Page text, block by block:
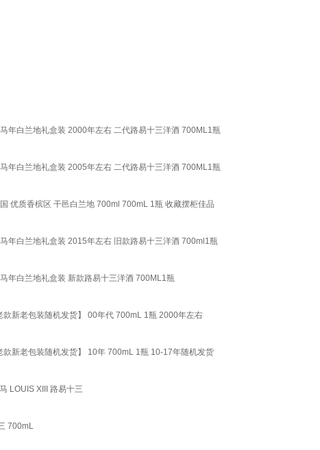
年白兰地礼盒装 2000年左右 二代路易十三洋酒 700ML1瓶
年白兰地礼盒装 2005年左右 二代路易十三洋酒 700ML1瓶
优质香槟区 干邑白兰地 700ml 700mL 1瓶 收藏摆柜佳品
年白兰地礼盒装 2015年左右 旧款路易十三洋酒 700ml1瓶
年白兰地礼盒装 新款路易十三洋酒 700ML1瓶
新老包装随机发货】 00年代 700mL 1瓶 2000年左右
新老包装随机发货】 10年 700mL 1瓶 10-17年随机发货
LOUIS XIII 路易十三
700mL